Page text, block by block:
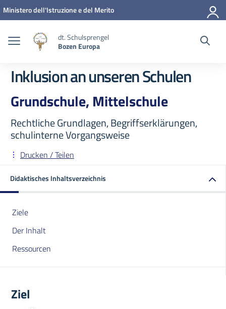
Zum Inhalt springen
Zum Navigationsmenü springen
Zur Fußzeile springen
Ministero dell'Istruzione e del Merito
dt. Schulsprengel
Bozen Europa
Inklusion an unseren Schulen
Grundschule, Mittelschule
Rechtliche Grundlagen, Begriffserklärungen,
schulinterne Vorgangsweise
Drucken / Teilen
Didaktisches Inhaltsverzeichnis
Ziele
Der Inhalt
Ressourcen
Ziel